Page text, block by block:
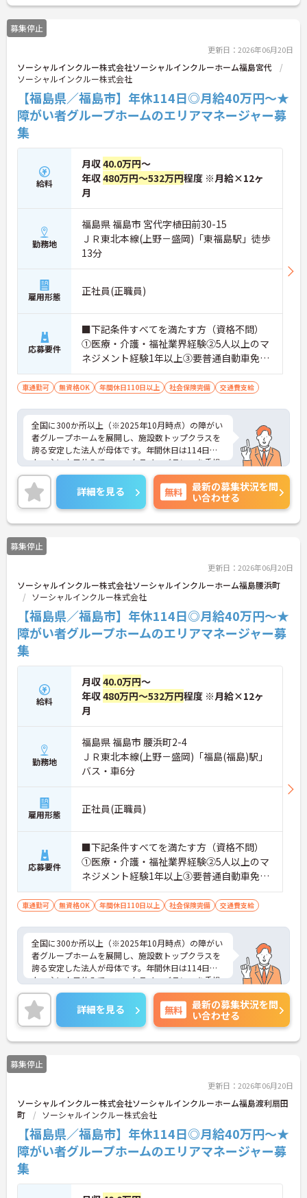
募集停止
更新日：2026年06月20日
ソーシャルインクルー株式会社ソーシャルインクルーホーム福島宮代
ソーシャルインクルー株式会社
【福島県／福島市】年休114日◎月給40万円～★
障がい者グループホームのエリアマネージャー募
集
給料
月収40.0万円～
年収480万円～532万円程度 ※月給×12ヶ
月
勤務地
福島県 福島市 宮代字植田前30-15
ＪＲ東北本線(上野－盛岡)「東福島駅」徒歩
13分
雇用形態 正社員(正職員)
応募要件
■下記条件すべてを満たす方（資格不問）
①医療・介護・福祉業界経験②5人以上のマ
ネジメント経験1年以上③要普通自動車免許
（AT限定可）※介護業界に関する有資格者
（介護職員初任者研修、介護福祉士な
祉経験歓迎
車通勤可 無資格OK 年間休日110日以上 社会保険完備 交通費支給
全国に300か所以上（※2025年10月時点）の障がい
者グループホームを展開し、施設数トップクラスを
誇る安定した法人が母体です。年間休日は114日以
上、主に土日休みで、ワークライフバランスを重視
した働き方が可能です。産前産後・育児休暇制度も
あり、子育て世代も安心して働ける環境が整ってい
ます。一般社員研修や外部勉強会受講支援制度など
を通じて着実にスキルアップもできます。チームを
まとめ、メンバーの成長を後押しすることにやりが
いを感じる方、新しい挑戦に意欲的な方にぴったり
の職場です。ご興味のある方は詳細等をお伝えしま
詳細を見る 無料
最新の募集状況を問
い合わせる
募集停止
更新日：2026年06月20日
ソーシャルインクルー株式会社ソーシャルインクルーホーム福島腰浜町
ソーシャルインクルー株式会社
【福島県／福島市】年休114日◎月給40万円～★
障がい者グループホームのエリアマネージャー募
集
給料
月収40.0万円～
年収480万円～532万円程度 ※月給×12ヶ
月
勤務地
福島県 福島市 腰浜町2-4
ＪＲ東北本線(上野－盛岡)「福島(福島)駅」
バス・車6分
雇用形態 正社員(正職員)
応募要件
■下記条件すべてを満たす方（資格不問）
①医療・介護・福祉業界経験②5人以上のマ
ネジメント経験1年以上③要普通自動車免許
（AT限定可）※介護業界に関する有資格者
（介護職員初任者研修、介護福祉士な
祉経験歓迎
車通勤可 無資格OK 年間休日110日以上 社会保険完備 交通費支給
全国に300か所以上（※2025年10月時点）の障がい
者グループホームを展開し、施設数トップクラスを
誇る安定した法人が母体です。年間休日は114日以
上、主に土日休みで、ワークライフバランスを重視
した働き方が可能です。産前産後・育児休暇制度も
あり、子育て世代も安心して働ける環境が整ってい
ます。一般社員研修や外部勉強会受講支援制度など
を通じて着実にスキルアップもできます。チームを
まとめ、メンバーの成長を後押しすることにやりが
いを感じる方、新しい挑戦に意欲的な方にぴったり
の職場です。ご興味のある方は詳細等をお伝えしま
詳細を見る 無料
最新の募集状況を問
い合わせる
募集停止
更新日：2026年06月20日
ソーシャルインクルー株式会社ソーシャルインクルーホーム福島渡利扇田
町
ソーシャルインクルー株式会社
【福島県／福島市】年休114日◎月給40万円～★
障がい者グループホームのエリアマネージャー募
集